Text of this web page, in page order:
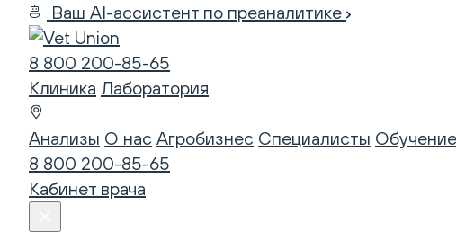
Ваш AI-ассистент по преаналитике
8 800 200-85-65
Клиника Лаборатория
Анализы О нас Агробизнес Специалисты Обучение
8 800 200-85-65
Кабинет врача